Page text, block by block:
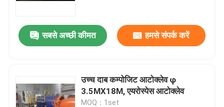
हमसे संपर्क करें
समाचार
AAC आटोक्लेव
सबसे अच्छी कीमत हमसे संपर्क करें
उच्च दाब कम्पोजिट आटोक्लेव φ
3.5MX18M, एयरोस्पेस आटोक्लेव
MOQ：1set